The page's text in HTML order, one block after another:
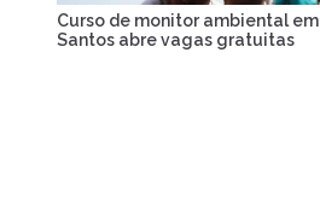
Curso de monitor ambiental em
Santos abre vagas gratuitas